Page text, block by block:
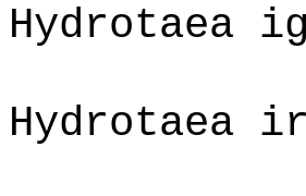
Hydrotaea
Hydrotaea